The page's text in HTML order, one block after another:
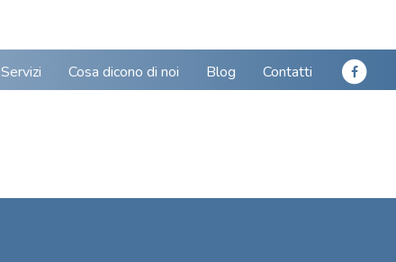
Servizi Cosa dicono di noi Blog Contatti